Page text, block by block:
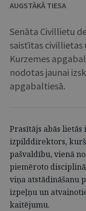
AUGSTĀKĀ TIESA
Senāta Civillietu
saistītas
Kurzemes
nodotas jaunai
apgabaltiesā.
Prasītājs abās
izpilddirektors,
pašvaldību, vienā
piemēroto
viņa atstādināšanu
izpeļņu un
kaitējumu.